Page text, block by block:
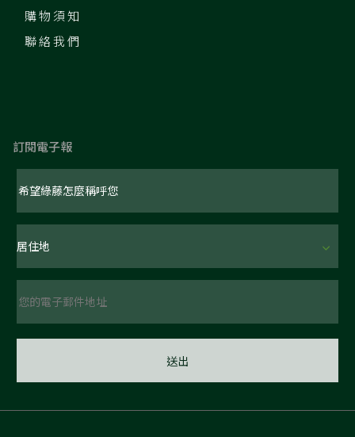
購物須知
聯絡我們
訂閱電子報